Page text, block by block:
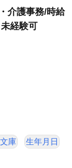
介護事務/時給
経験可
庫 生年月日